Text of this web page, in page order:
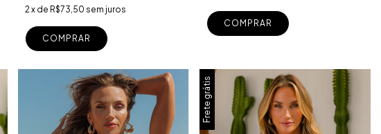
2 x de R$73,50 sem juros
COMPRAR
COMPRAR
Frete grátis